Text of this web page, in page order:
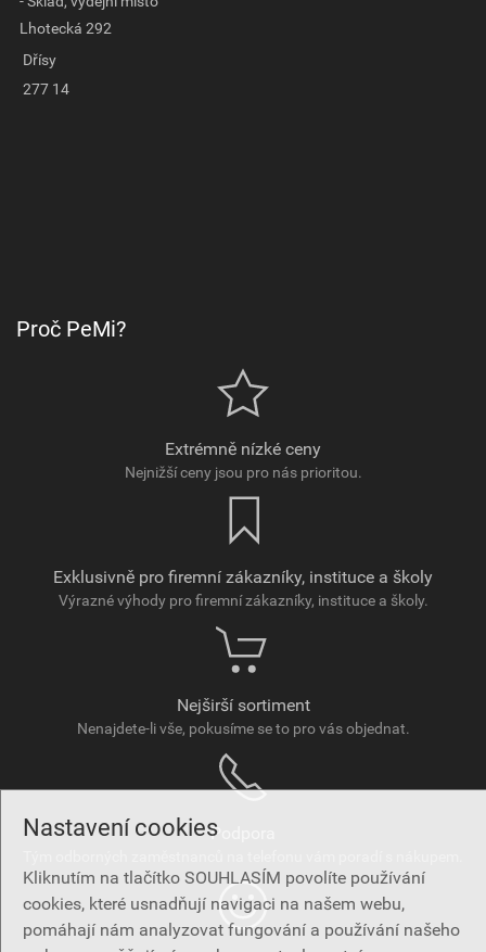
Nastavení cookies
Kliknutím na tlačítko SOUHLASÍM povolíte používání
cookies, které usnadňují navigaci na našem webu,
pomáhají nám analyzovat fungování a používání našeho
Lhotecká 292
Dřísy
277 14
Proč PeMi?
Extrémně nízké ceny
Nejnižší ceny jsou pro nás prioritou.
Exklusivně pro firemní zákazníky, instituce a školy
Výrazné výhody pro firemní zákazníky, instituce a školy.
Nejširší sortiment
Nenajdete-li vše, pokusíme se to pro vás objednat.
Podpora